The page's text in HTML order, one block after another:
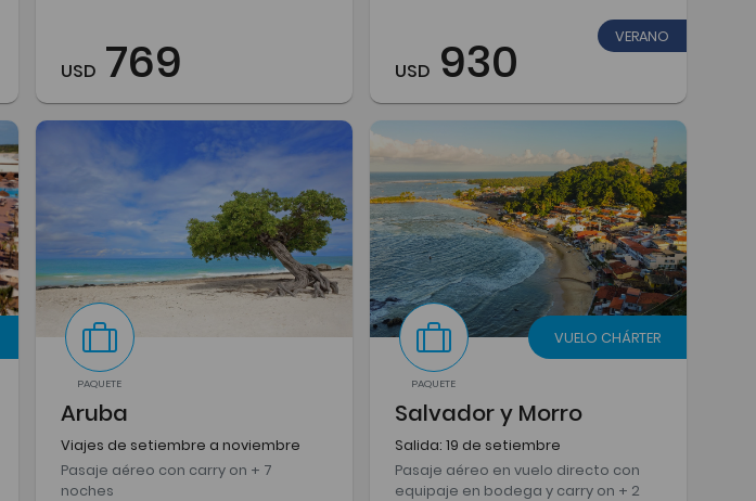
USD 769 VERANO
USD 930
PAQUETE
Aruba
Viajes de setiembre a noviembre
Pasaje aéreo con carry on + 7
noches
PAQUETE
VUELO CHÁRTER
Salvador y Morro
Salida: 19 de setiembre
Pasaje aéreo en vuelo directo con
equipaje en bodega y carry on + 2